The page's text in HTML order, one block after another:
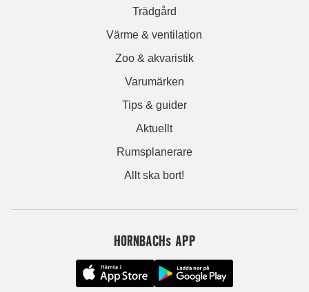
Trädgård
Värme & ventilation
Zoo & akvaristik
Varumärken
Tips & guider
Aktuellt
Rumsplanerare
Allt ska bort!
HORNBACHs APP